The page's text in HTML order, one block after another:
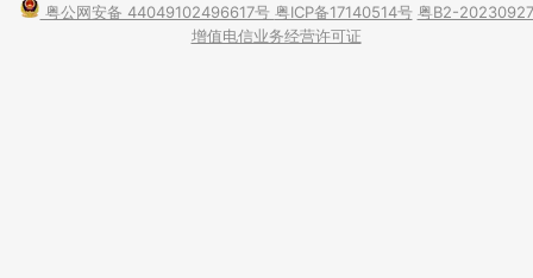
粤公网安备 44049102496617号 粤ICP备17140514号 粤B2-20230927
增值电信业务经营许可证